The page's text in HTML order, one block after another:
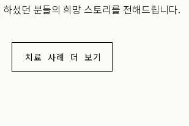
셨던 분들의 희망 스토리를 전해드립니다.
치료 사례 더 보기